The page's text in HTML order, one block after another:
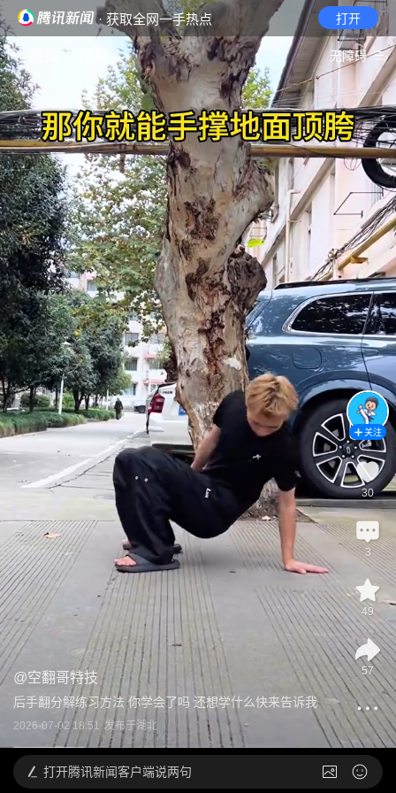
· 获取全网一手热点 打开
无障碍
@空翻哥特技
后手翻分解练习方法 你学会了吗 还想学什么快来告诉我
2026-07-02 18:51 发布于湖北
关注
30
3
49
57
打开腾讯新闻客户端说两句